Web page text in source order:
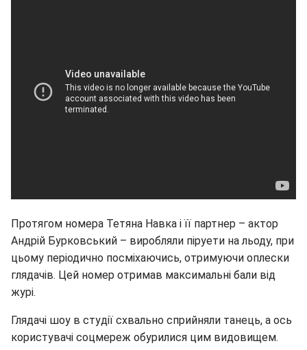
Протягом номера Тетяна Навка і її партнер – актор
Андрій Бурковський – виробляли піруети на льоду, при
цьому періодично посміхаючись, отримуючи оплески
глядачів. Цей номер отримав максимальні бали від
журі.
Глядачі шоу в студії схвально сприйняли танець, а ось
користувачі соцмереж обурилися цим видовищем.